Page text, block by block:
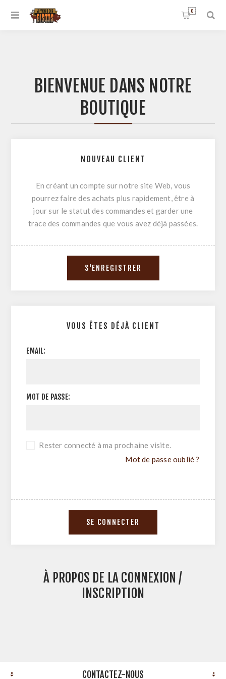
0
BIENVENUE DANS NOTRE
BOUTIQUE
NOUVEAU CLIENT
En créant un compte sur notre site Web, vous
pourrez faire des achats plus rapidement, être à
jour sur le statut des commandes et garder une
trace des commandes que vous avez déjà passées.
VOUS ÊTES DÉJÀ CLIENT
EMAIL:
MOT DE PASSE:
Rester connecté à ma prochaine visite.
Mot de passe oublié ?
À PROPOS DE LA CONNEXION /
INSCRIPTION
CONTACTEZ-NOUS